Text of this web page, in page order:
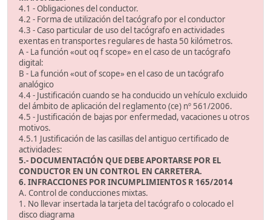
4.1 - Obligaciones del conductor.
4.2 - Forma de utilización del tacógrafo por el conductor
4.3 - Caso particular de uso del tacógrafo en actividades
exentas en transportes regulares de hasta 50 kilómetros.
A - La función «out oq f scope» en el caso de un tacógrafo
digital:
B - La función «out of scope» en el caso de un tacógrafo
analógico
4.4 - Justificación cuando se ha conducido un vehículo excluido
del ámbito de aplicación del reglamento (ce) nº 561/2006.
4.5 - Justificación de bajas por enfermedad, vacaciones u otros
motivos.
4.5.1 Justificación de las casillas del antiguo certificado de
actividades:
5.- DOCUMENTACIÓN QUE DEBE APORTARSE POR EL
CONDUCTOR EN UN CONTROL EN CARRETERA.
6. INFRACCIONES POR INCUMPLIMIENTOS R 165/2014
A. Control de conducciones mixtas.
1. No llevar insertada la tarjeta del tacógrafo o colocado el
disco diagrama